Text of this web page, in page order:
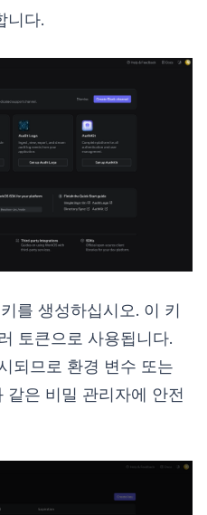
니다.
를 생성하십시오. 이 키
토큰으로 사용됩니다.
되므로 환경 변수 또는
은 비밀 관리자에 안전